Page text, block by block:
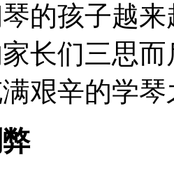
的孩子越
长们三思
艰辛的学